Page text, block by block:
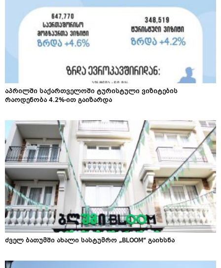
აპრილში საქართველოში ტურისტული ვიზიტების
რაოდენობა 4.2%-ით გაიზარდა
ძველ ბათუმში ახალი სასტუმრო „BLOOM“ გაიხსნა